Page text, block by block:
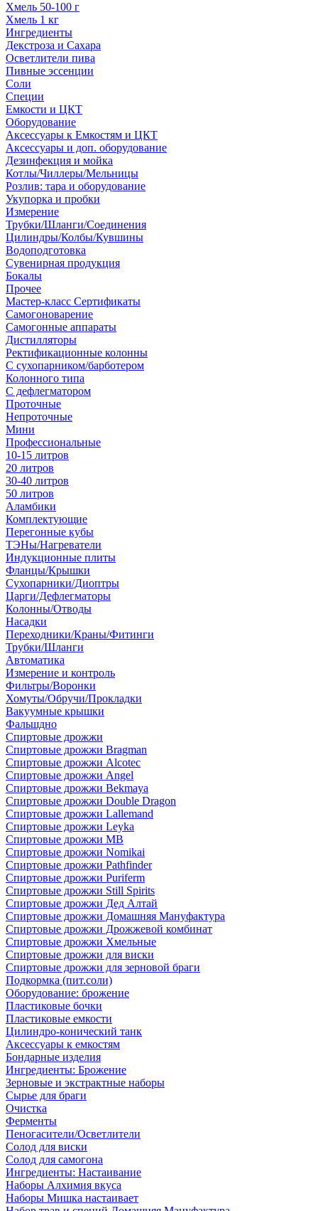
Хмель 50-100 г
Хмель 1 кг
Ингредиенты
Декстроза и Сахара
Осветлители пива
Пивные эссенции
Соли
Специи
Емкости и ЦКТ
Оборудование
Аксессуары к Емкостям и ЦКТ
Аксессуары и доп. оборудование
Дезинфекция и мойка
Котлы/Чиллеры/Мельницы
Розлив: тара и оборудование
Укупорка и пробки
Измерение
Трубки/Шланги/Соединения
Цилиндры/Колбы/Кувшины
Водоподготовка
Сувенирная продукция
Бокалы
Прочее
Мастер-класс Сертификаты
Самогоноварение
Самогонные аппараты
Дистилляторы
Ректификационные колонны
С сухопарником/барботером
Колонного типа
С дефлегматором
Проточные
Непроточные
Мини
Профессиональные
10-15 литров
20 литров
30-40 литров
50 литров
Аламбики
Комплектующие
Перегонные кубы
ТЭНы/Нагреватели
Индукционные плиты
Фланцы/Крышки
Сухопарники/Диоптры
Царги/Дефлегматоры
Колонны/Отводы
Насадки
Переходники/Краны/Фитинги
Трубки/Шланги
Автоматика
Измерение и контроль
Фильтры/Воронки
Хомуты/Обручи/Прокладки
Вакуумные крышки
Фальшдно
Спиртовые дрожжи
Спиртовые дрожжи Bragman
Спиртовые дрожжи Alcotec
Спиртовые дрожжи Angel
Спиртовые дрожжи Bekmaya
Спиртовые дрожжи Double Dragon
Спиртовые дрожжи Lallemand
Спиртовые дрожжи Leyka
Спиртовые дрожжи MB
Спиртовые дрожжи Nomikai
Спиртовые дрожжи Pathfinder
Спиртовые дрожжи Puriferm
Спиртовые дрожжи Still Spirits
Спиртовые дрожжи Дед Алтай
Спиртовые дрожжи Домашняя Мануфактура
Спиртовые дрожжи Дрожжевой комбинат
Спиртовые дрожжи Хмельные
Спиртовые дрожжи для виски
Спиртовые дрожжи для зерновой браги
Подкормка (пит.соли)
Оборудование: брожение
Пластиковые бочки
Пластиковые емкости
Цилиндро-конический танк
Аксессуары к емкостям
Бондарные изделия
Ингредиенты: Брожение
Зерновые и экстрактные наборы
Сырье для браги
Очистка
Ферменты
Пеногасители/Осветлители
Солод для виски
Солод для самогона
Ингредиенты: Настаивание
Наборы Алхимия вкуса
Наборы Мишка настаивает